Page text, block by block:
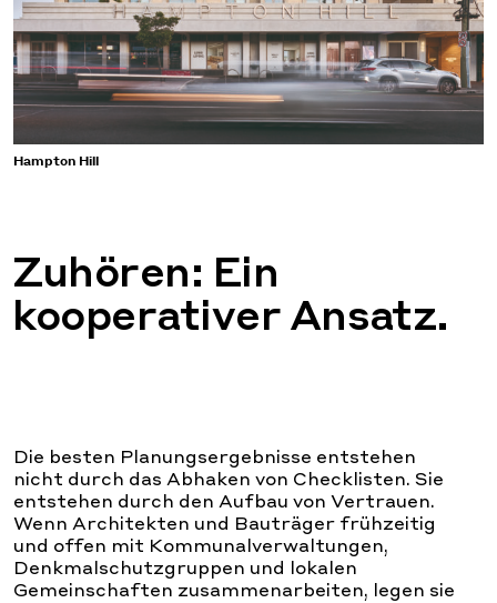
Hampton Hill
Zuhören: Ein
kooperativer Ansatz.
Die besten Planungsergebnisse entstehen
nicht durch das Abhaken von Checklisten. Sie
entstehen durch den Aufbau von Vertrauen.
Wenn Architekten und Bauträger frühzeitig
und offen mit Kommunalverwaltungen,
Denkmalschutzgruppen und lokalen
Gemeinschaften zusammenarbeiten, legen sie